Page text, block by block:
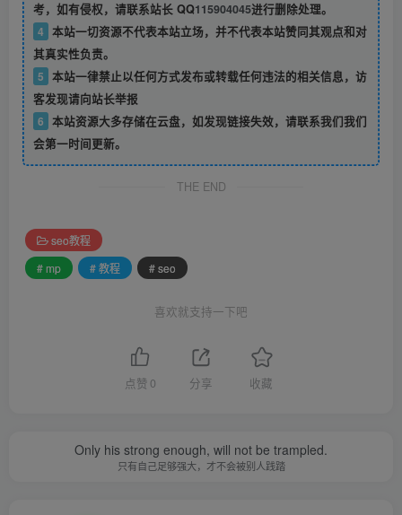
考，如有侵权，请联系站长 QQ115904045进行删除处理。
4 本站一切资源不代表本站立场，并不代表本站赞同其观点和对
其真实性负责。
5 本站一律禁止以任何方式发布或转载任何违法的相关信息，访
客发现请向站长举报
6 本站资源大多存储在云盘，如发现链接失效，请联系我们我们
会第一时间更新。
THE END
seo教程
# mp
# 教程 # seo
喜欢就支持一下吧
点赞 0 分享 收藏
Only his strong enough, will not be trampled.
只有自己足够强大，才不会被别人践踏